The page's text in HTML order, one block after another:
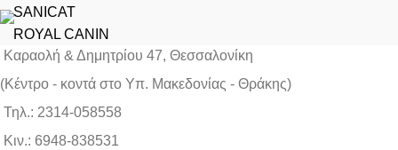
SANICAT
ROYAL CANIN
Καραολή & Δημητρίου 47, Θεσσαλονίκη
(Kέντρο - κοντά στο Yπ. Μακεδονίας - Θράκης)
Τηλ.: 2314-058558
Κιν.: 6948-838531